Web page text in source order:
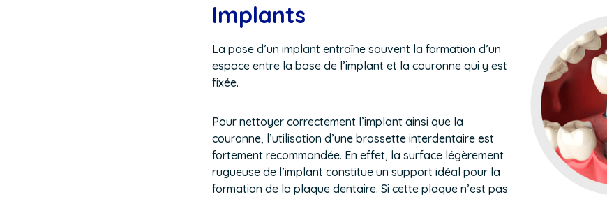
Implants
La pose d’un implant entraîne souvent la formation d’un
espace entre la base de l’implant et la couronne qui y est
fixée.
Pour nettoyer correctement l’implant ainsi que la
couronne, l’utilisation d’une brossette interdentaire est
fortement recommandée. En effet, la surface légèrement
rugueuse de l’implant constitue un support idéal pour la
formation de la plaque dentaire. Si cette plaque n’est pas